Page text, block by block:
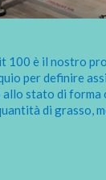
100 è il nostro
per definire
stato di forma
di grasso,